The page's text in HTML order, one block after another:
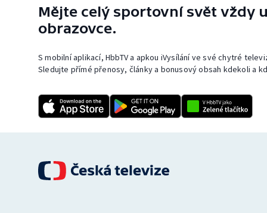
Mějte celý sportovní svět vždy
obrazovce.
S mobilní aplikací, HbbTV a apkou iVysílání ve své chytré
Sledujte přímé přenosy, články a bonusový obsah kdekoli a